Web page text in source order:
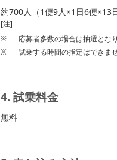
約700人（1便9人×1日6便×13日
[注]
※
応募者多数の場合は抽選とな
※
試乗する時間の指定はできませ
4. 試乗料金
無料